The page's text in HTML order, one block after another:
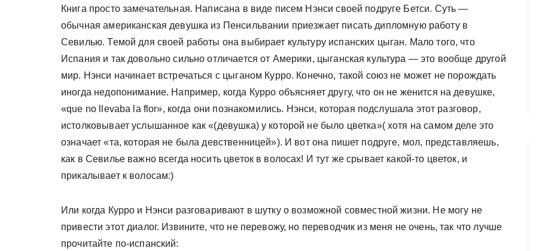
Книга просто замечательная. Написана в виде писем Нэнси своей подруге Бетси. Суть —
обычная американская девушка из Пенсильвании приезжает писать дипломную работу в
Севилью. Темой для своей работы она выбирает культуру испанских цыган. Мало того, что
Испания и так довольно сильно отличается от Америки, цыганская культура — это вообще другой
мир. Нэнси начинает встречаться с цыганом Курро. Конечно, такой союз не может не порождать
иногда недопонимание. Например, когда Курро объясняет другу, что он не женится на девушке,
«que no llevaba la flor», когда они познакомились. Нэнси, которая подслушала этот разговор,
истолковывает услышанное как «(девушка) у которой не было цветка»( хотя на самом деле это
означает «та, которая не была девственницей»). И вот она пишет подруге, мол, представляешь,
как в Севилье важно всегда носить цветок в волосах! И тут же срывает какой-то цветок, и
прикалывает к волосам:)
Или когда Курро и Нэнси разговаривают в шутку о возможной совместной жизни. Не могу не
привести этот диалог. Извините, что не перевожу, но переводчик из меня не очень, так что лучше
прочитайте по-испанский: